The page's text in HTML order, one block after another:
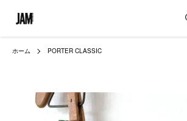
ホーム PORTER CLASSIC